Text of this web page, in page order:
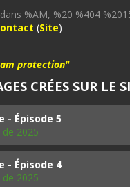
dans %AM, %20 %404
(Site)
protection"
CRÉES SUR LE
- Épisode 5
2025
- Épisode 4
2025